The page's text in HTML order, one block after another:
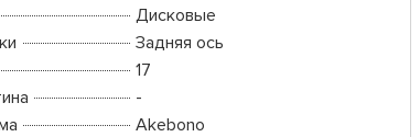
Дисковые
Задняя ось
17
-
Akebono